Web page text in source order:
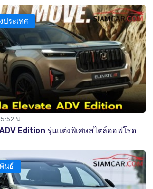
ประเทศ
น.
Edition รุ่นแต่งพิเศษสไตล์ออฟโรด
นธ์